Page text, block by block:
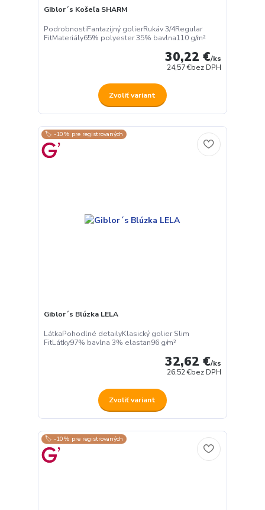
Giblor´s Košeľa SHARM
PodrobnostiFantazijný golierRukáv 3/4Regular
FitMateriály65% polyester 35% bavlna110 g/m²
30,22 €/ks
24,57 €bez DPH
Zvoliť variant
🏷️ -10% pre registrovaných
Giblor´s Blúzka LELA
LátkaPohodlné detailyKlasický golier Slim
FitLátky97% bavlna 3% elastan96 g/m²
32,62 €/ks
26,52 €bez DPH
Zvoliť variant
🏷️ -10% pre registrovaných